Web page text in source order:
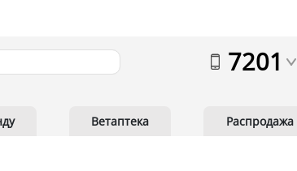
7201
Ветаптека Распродажа